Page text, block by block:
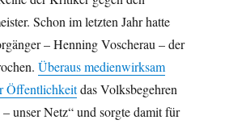
Schon im letzten Jahr hatte
– Henning Voscherau – der
Überaus medienwirksam
Öffentlichkeitdas Volksbegehren
unser Netz“ und sorgte damit für